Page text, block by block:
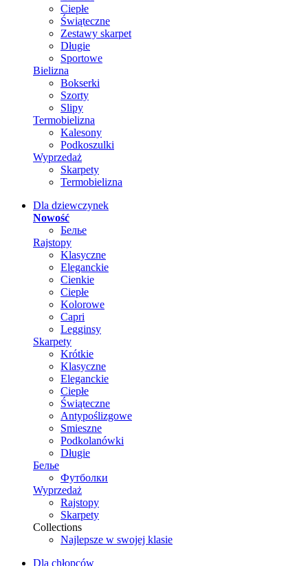
Ciepłe
Świąteczne
Zestawy skarpet
Długie
Sportowe
Bielizna
Bokserki
Szorty
Slipy
Termobielizna
Kalesony
Podkoszulki
Wyprzedaż
Skarpety
Termobielizna
Dla dziewczynek
Nowość
Белье
Rajstopy
Klasyczne
Eleganckie
Cienkie
Ciepłe
Kolorowe
Capri
Legginsy
Skarpety
Krótkie
Klasyczne
Eleganckie
Ciepłe
Świąteczne
Antypoślizgowe
Smieszne
Podkolanówki
Długie
Белье
Футболки
Wyprzedaż
Rajstopy
Skarpety
Collections
Najlepsze w swojej klasie
Dla chłopców